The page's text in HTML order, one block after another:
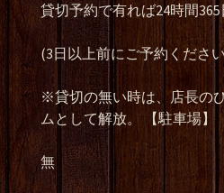
貸切予約で有れば24時間
(3日以上前にご予約くださ
※貸切の無い時は、店長の
ムとして解放。 【駐車場】
無